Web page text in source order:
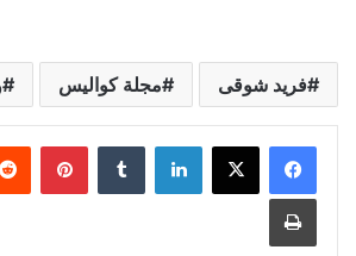
فريد شوقى مجلة كواليس
لينكدإن
طباعة